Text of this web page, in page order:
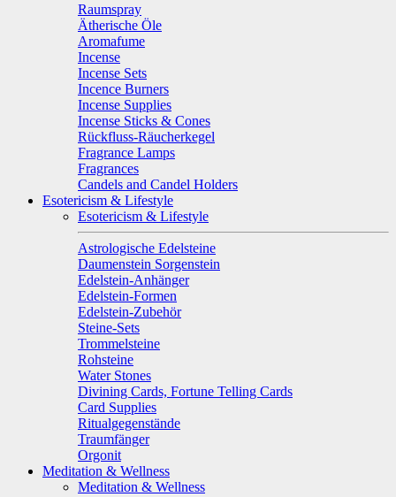
Raumspray
Ätherische Öle
Aromafume
Incense
Incense Sets
Incence Burners
Incense Supplies
Incense Sticks & Cones
Rückfluss-Räucherkegel
Fragrance Lamps
Fragrances
Candels and Candel Holders
Esotericism & Lifestyle
Esotericism & Lifestyle
Astrologische Edelsteine
Daumenstein Sorgenstein
Edelstein-Anhänger
Edelstein-Formen
Edelstein-Zubehör
Steine-Sets
Trommelsteine
Rohsteine
Water Stones
Divining Cards, Fortune Telling Cards
Card Supplies
Ritualgegenstände
Traumfänger
Orgonit
Meditation & Wellness
Meditation & Wellness